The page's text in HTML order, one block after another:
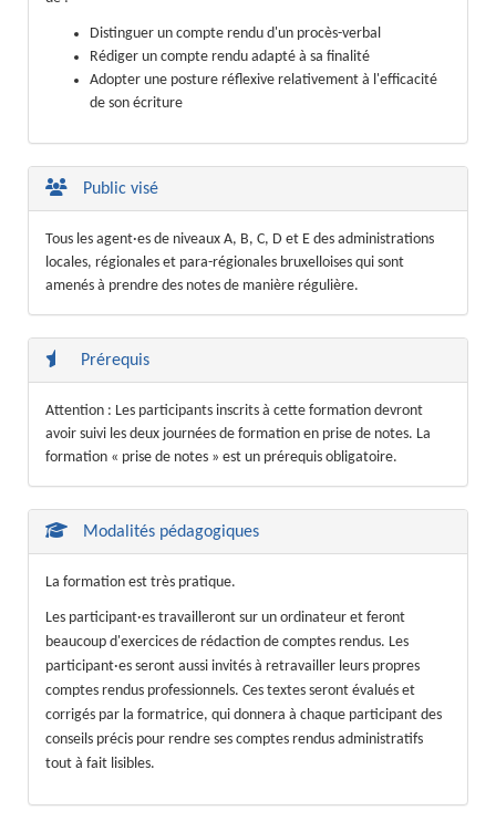
Distinguer un compte rendu d'un procès-verbal
Rédiger un compte rendu adapté à sa finalité
Adopter une posture réflexive relativement à l'efficacité
de son écriture
Public visé
Tous les agent·es de niveaux A, B, C, D et E des administrations
locales, régionales et para-régionales bruxelloises qui sont
amenés à prendre des notes de manière régulière.
Prérequis
Attention : Les participants inscrits à cette formation devront
avoir suivi les deux journées de formation en prise de notes. La
formation « prise de notes » est un prérequis obligatoire.
Modalités pédagogiques
La formation est très pratique.
Les participant·es travailleront sur un ordinateur et feront
beaucoup d'exercices de rédaction de comptes rendus. Les
participant·es seront aussi invités à retravailler leurs propres
comptes rendus professionnels. Ces textes seront évalués et
corrigés par la formatrice, qui donnera à chaque participant des
conseils précis pour rendre ses comptes rendus administratifs
tout à fait lisibles.